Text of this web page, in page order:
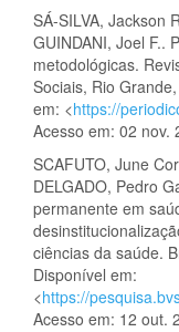
SÁ-SILVA, Jackson
GUINDANI, Joel F..
metodológicas.
Sociais, Rio
em: <https://
Acesso em: 02 nov.
SCAFUTO, June
DELGADO, Pedro
permanente em
ciências da saúde.
Disponível em:
<https://
Acesso em: 12 out.